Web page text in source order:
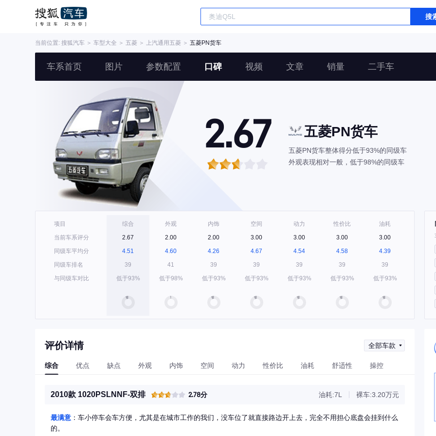
搜
当前位置: 搜狐汽车 ＞ 车型大全 ＞ 五菱 ＞ 上汽通用五菱 ＞ 五菱PN货车
车系首页 图片 参数配置 口碑 视频 文章 销量 二手车
2.67 五菱PN货车
五菱PN货车整体得分低于93%的同级车
外观表现相对一般，低于98%的同级车
项目
当前车系评分
同级车平均分
同级车排名
与同级车对比
综合
2.67
4.51
39
低于93%
外观
2.00
4.60
41
低于98%
内饰
2.00
4.26
39
低于93%
空间
3.00
4.67
39
低于93%
动力
3.00
4.54
39
低于93%
性价比
3.00
4.58
39
低于93%
油耗
3.00
4.39
39
低于93%
评价详情 全部车款
综合 优点 缺点 外观 内饰 空间 动力 性价比 油耗 舒适性 操控
2010款 1020PSLNNF-双排 2.78分 油耗:7L 裸车:3.20万元
最满意 ：车小停车会车方便，尤其是在城市工作的我们，没车位了就直接路边开上去，完全不用担心底盘会挂到什么
的。